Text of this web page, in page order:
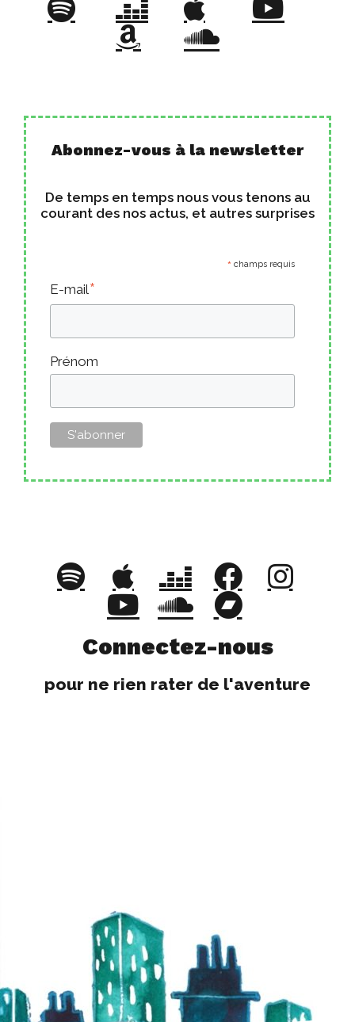
Abonnez-vous à la newsletter
De temps en temps nous vous tenons au
courant des nos actus, et autres surprises
* champs requis
E-mail*
Prénom
Connectez-nous
pour ne rien rater de l'aventure